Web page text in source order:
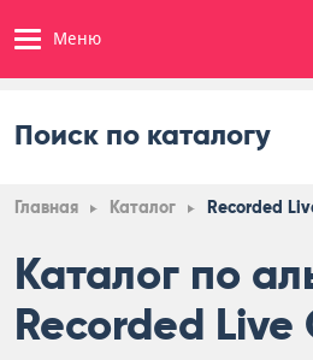
Меню
Поиск по каталогу
Главная Каталог Recorded
Каталог по
Recorded Live